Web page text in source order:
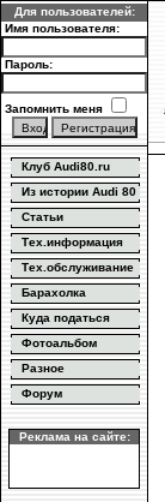
Для пользователей:
Имя пользователя:
Пароль:
Запомнить меня
Клуб Audi80.ru
Из истории Audi 80
Статьи
Тех.информация
Тех.обслуживание
Барахолка
Куда податься
Фотоальбом
Разное
Форум
Реклама на сайте: